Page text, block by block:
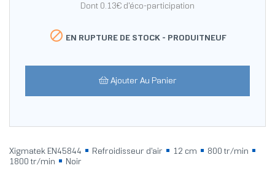
Dont 0.13€ d'éco-participation
 EN RUPTURE DE STOCK - PRODUITNEUF
Ajouter Au Panier
Xigmatek EN45844 Refroidisseur d'air 12 cm
800 tr/min
1800 tr/min
Noir